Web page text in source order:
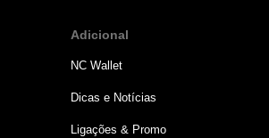
Adicional
NC Wallet
Dicas e Notícias
Ligações & Promo